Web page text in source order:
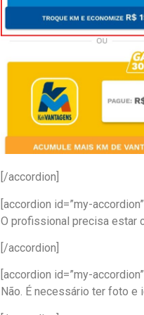
[/accordion]
[accordion id=”my-
O profissional precisa estar
[/accordion]
[accordion id=”my-
Não. É necessário ter foto e